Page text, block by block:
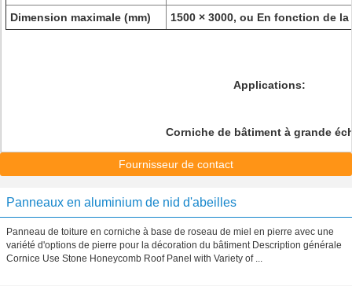
Dimension maximale (mm)
1500 × 3000, ou En fonction de
Applications:
Corniche de bâtiment à grande
Fournisseur de contact
Panneaux en aluminium de nid d'abeilles
Panneau de toiture en corniche à base de roseau de miel en pierre avec une
variété d'options de pierre pour la décoration du bâtiment Description générale
Cornice Use Stone Honeycomb Roof Panel with Variety of ...